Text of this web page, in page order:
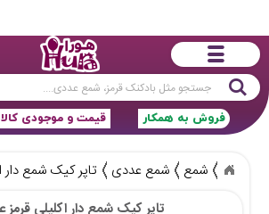
جستجو
قیمت و موجودی فروش به همکار
شمع شمع عددی
تاپر کیک شمع دار
تاپر کیک شمع دار اکلیلی قرمز